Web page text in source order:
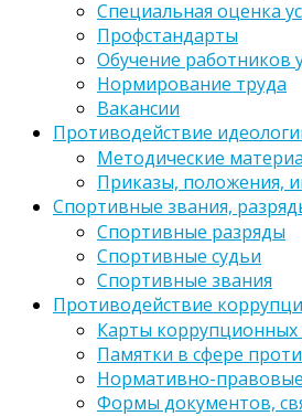
Специальная оценка
Профстандарты
Обучение работников
Нормирование труда
Вакансии
Противодействие
Методические
Приказы, положения,
Спортивные звания,
Спортивные разряды
Спортивные судьи
Спортивные звания
Противодействие
Карты коррупционных
Памятки в сфере
Нормативно-
Формы документов,